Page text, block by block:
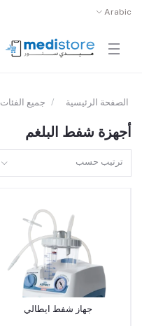
Arabic
الصفحة الرئيسية جميع الفئات
أجهزة شفط البلغم
ترتيب حسب
أضف إلى السلة
جهاز شفط ايطالي